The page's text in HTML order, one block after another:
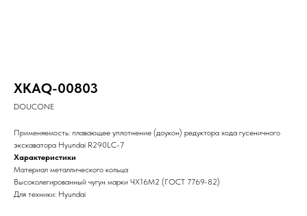
XKAQ-00803
DOUCONE
Применяемость: плавающее уплотнение (доукон) редуктора хода гусеничного
экскаватора Hyundai R290LC-7
Характеристики
Материал металлического кольца
Высоколегированный чугун марки ЧХ16М2 (ГОСТ 7769-82)
Для техники: Hyundai